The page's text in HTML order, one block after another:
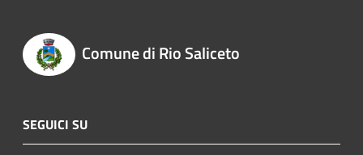
Comune di Rio Saliceto
SEGUICI SU